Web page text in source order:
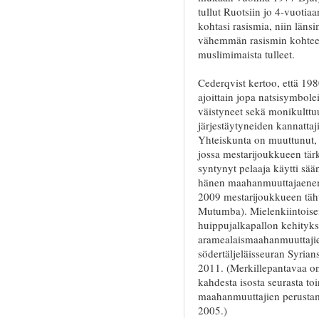
tullut Ruotsiin jo 4-
kohtasi rasismia, niin
vähemmän rasismin
muslimimaista tulleet.
Cederqvist kertoo, että
ajoittain jopa
väistyneet sekä
järjestäytyneiden
Yhteiskunta on
jossa mestarijoukkueen
syntynyt pelaaja käytti
hänen
2009 mestarijoukkueen
Mutumba).
huippujalkapallon
södertäljeläisseuran
2011. (Merkillepantavaa
kahdesta isosta seurasta
maahanmuuttajien
2005.)